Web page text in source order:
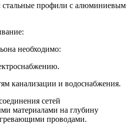
стальные профили с алюминиевым
необходимо:
канализации и водоснабжения.
сетей
материалами на глубину
проводами.